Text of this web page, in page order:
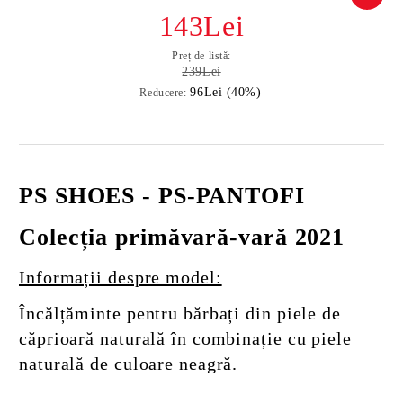
143Lei
Preț de listă:
239Lei
Reducere: 96Lei (40%)
PS SHOES - PS-PANTOFI
Colecția primăvară-vară 2021
Informații despre model:
Încălțăminte pentru bărbați din piele de
căprioară naturală în combinație cu piele
naturală de culoare neagră.